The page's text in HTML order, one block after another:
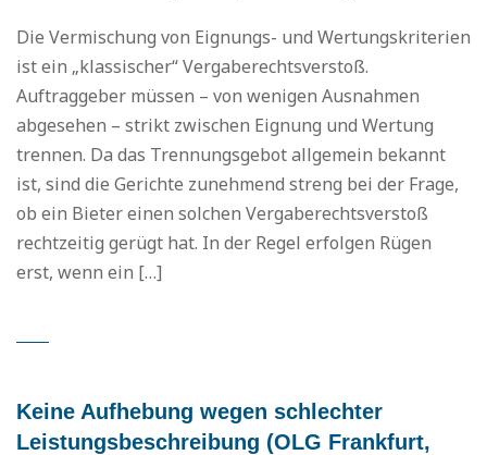
Die Vermischung von Eignungs- und Wertungskriterien
ist ein „klassischer“ Vergaberechtsverstoß.
Auftraggeber müssen – von wenigen Ausnahmen
abgesehen – strikt zwischen Eignung und Wertung
trennen. Da das Trennungsgebot allgemein bekannt
ist, sind die Gerichte zunehmend streng bei der Frage,
ob ein Bieter einen solchen Vergaberechtsverstoß
rechtzeitig gerügt hat. In der Regel erfolgen Rügen
erst, wenn ein […]
Keine Aufhebung wegen schlechter
Leistungsbeschreibung (OLG Frankfurt,